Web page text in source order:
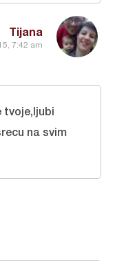
Tijana
7:42 am
tvoje,ljubi
na svim